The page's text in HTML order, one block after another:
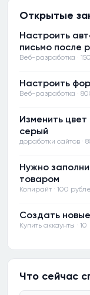
Открытые
Настроить
письмо после
Веб-разработка ·
Настроить
Веб-разработка ·
Изменить
серый
доработки сайтов ·
Нужно
товаром
Копирайт · 100
Создать
Купить аккаунты · 10
Что сейчас